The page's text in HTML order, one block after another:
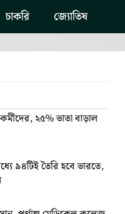
চাকরি জ্যোতিষ
২৫% ভাতা বাড়াল
৯৪টিই তৈরি হবে ভারতে,